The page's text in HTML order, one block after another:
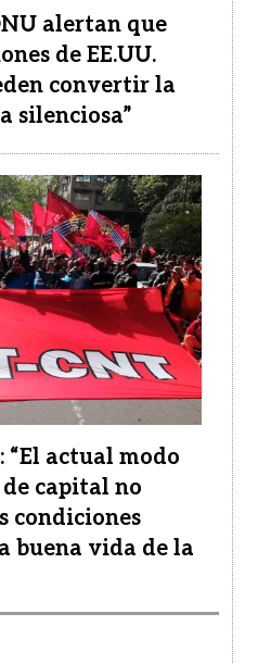
alertan que
de EE.UU.
convertir la
silenciosa”
actual modo
capital no
condiciones
buena vida de la